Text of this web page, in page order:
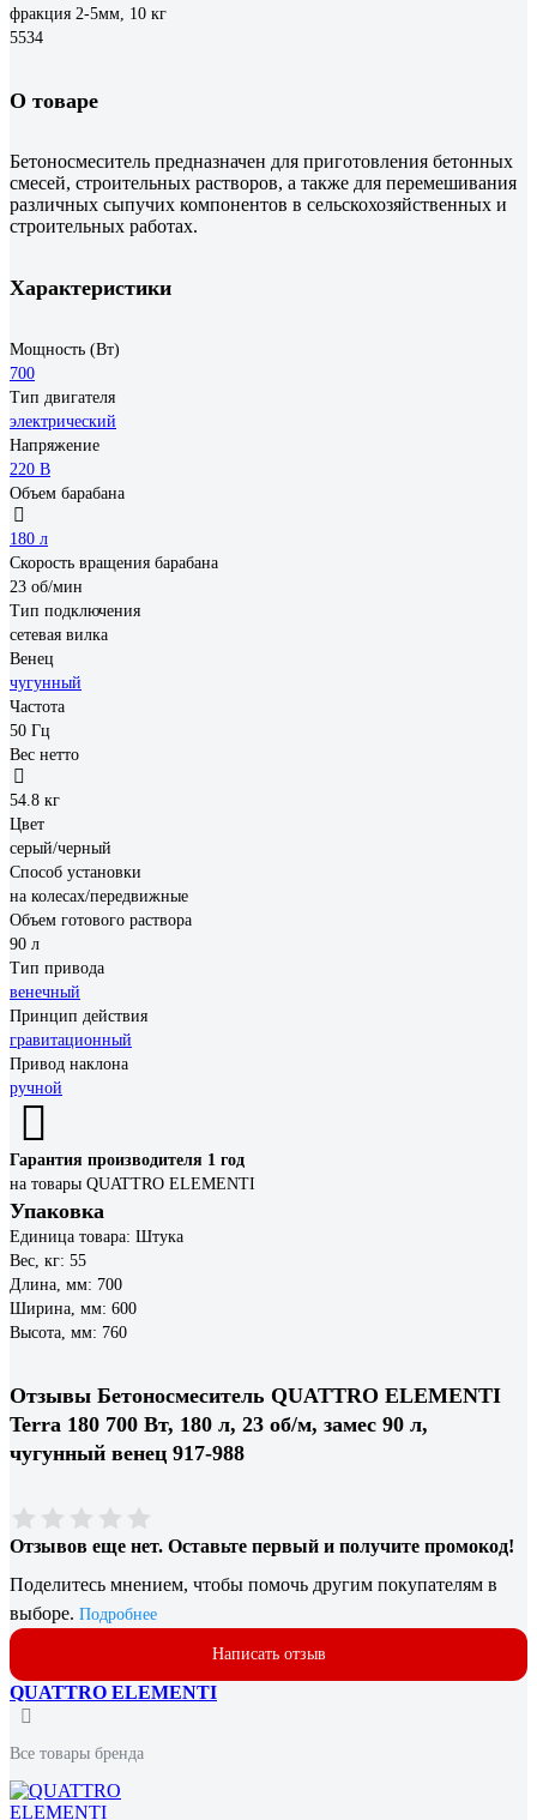
фракция 2-5мм, 10 кг
5534
О товаре
Бетоносмеситель предназначен для приготовления бетонных
смесей, строительных растворов, а также для перемешивания
различных сыпучих компонентов в сельскохозяйственных и
cтроительных работах.
Характеристики
Мощность (Вт)
700
Тип двигателя
электрический
Напряжение
220 В
Объем барабана
180 л
Скорость вращения барабана
23 об/мин
Тип подключения
сетевая вилка
Венец
чугунный
Частота
50 Гц
Вес нетто
54.8 кг
Цвет
серый/черный
Способ установки
на колесах/передвижные
Объем готового раствора
90 л
Тип привода
венечный
Принцип действия
гравитационный
Привод наклона
ручной
Гарантия производителя 1 год
на товары QUATTRO ELEMENTI
Упаковка
Единица товара: Штука
Вес, кг: 55
Длина, мм: 700
Ширина, мм: 600
Высота, мм: 760
Отзывы Бетоносмеситель QUATTRO ELEMENTI
Terra 180 700 Вт, 180 л, 23 об/м, замес 90 л,
чугунный венец 917-988
Отзывов еще нет. Оставьте первый и получите промокод!
Поделитесь мнением, чтобы помочь другим покупателям в
выборе. Подробнее
Написать отзыв
QUATTRO ELEMENTI
Все товары бренда